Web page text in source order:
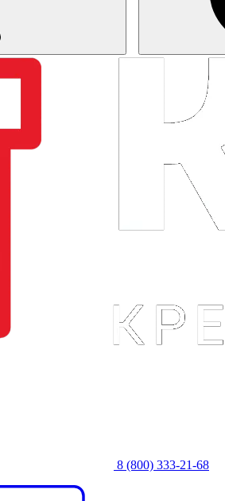
8 (800) 333‑21-68